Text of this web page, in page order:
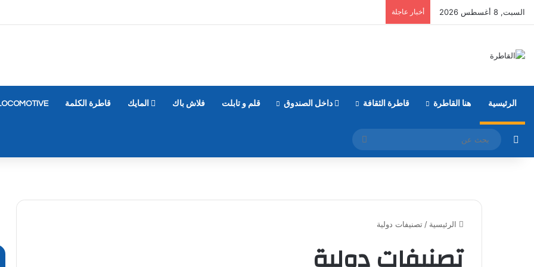
السبت, 8 أغسطس 2026 أخبار عاجلة
الرئيسية هنا القاطرة قاطرة الثقافة داخل الصندوق قلم و تابلت فلاش باك المايك قاطرة الكلمة
مقال عشوائي
بحث
عن
الرئيسية / تصنيفات دولية